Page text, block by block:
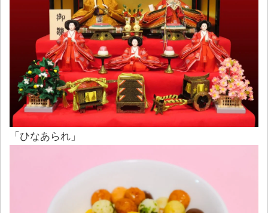
「ひなあられ」